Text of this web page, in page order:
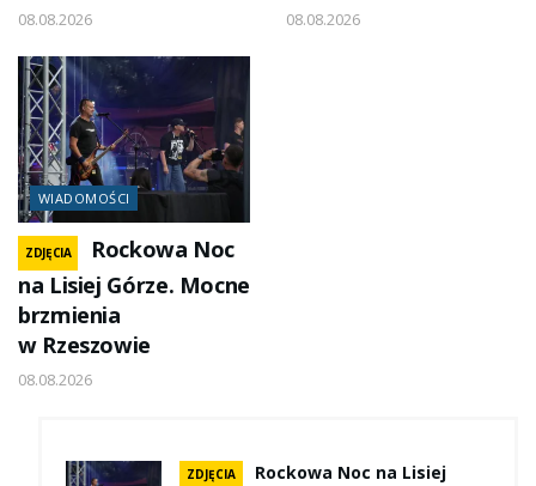
08.08.2026 08.08.2026
WIADOMOŚCI
ZDJĘCIA
Rockowa Noc
na Lisiej Górze. Mocne
brzmienia
w Rzeszowie
08.08.2026
ZDJĘCIA
Rockowa Noc na Lisiej